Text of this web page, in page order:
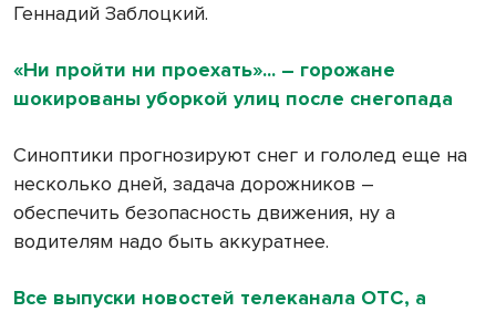
Геннадий Заблоцкий.
«Ни пройти ни проехать»... – горожане
шокированы уборкой улиц после снегопада
Синоптики прогнозируют снег и гололед еще на
несколько дней, задача дорожников –
обеспечить безопасность движения, ну а
водителям надо быть аккуратнее.
Все выпуски новостей телеканала ОТС, а